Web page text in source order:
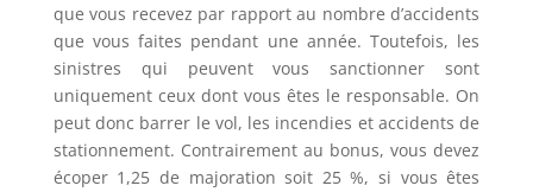
que vous recevez par rapport au nombre d’accidents
que vous faites pendant une année. Toutefois, les
sinistres qui peuvent vous sanctionner sont
uniquement ceux dont vous êtes le responsable. On
peut donc barrer le vol, les incendies et accidents de
stationnement. Contrairement au bonus, vous devez
écoper 1,25 de majoration soit 25 %, si vous êtes